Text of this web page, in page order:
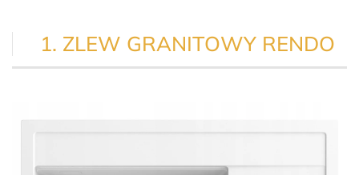
1. ZLEW GRANITOWY RENDO